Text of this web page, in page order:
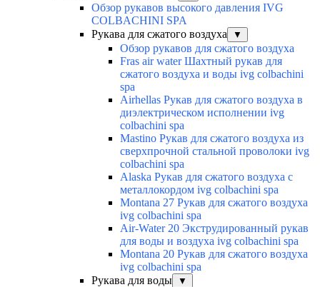
Обзор рукавов высокого давления IVG
COLBACHINI SPA
Рукава для сжатого воздуха
▼
Обзор рукавов для сжатого воздуха
Fras air water Шахтный рукав для
сжатого воздуха и воды ivg colbachini
spa
Airhellas Рукав для сжатого воздуха в
диэлектрическом исполнении ivg
colbachini spa
Mastino Рукав для сжатого воздуха из
сверхпрочной стальной проволоки ivg
colbachini spa
Alaska Рукав для сжатого воздуха с
металлокордом ivg colbachini spa
Montana 27 Рукав для сжатого воздуха
ivg colbachini spa
Air-Water 20 Экструдированный рукав
для воды и воздуха ivg colbachini spa
Montana 20 Рукав для сжатого воздуха
ivg colbachini spa
Рукава для воды
▼